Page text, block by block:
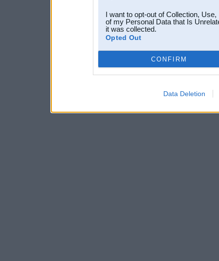
I want to opt-out of Collection,
of my Personal Data that Is
it was collected.
Opted Out
CONFIRM
Data Deletion